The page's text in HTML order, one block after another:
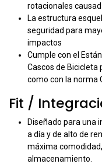
rotacionales
La estructura
seguridad para
impactos
Cumple con el
Cascos de Bicicleta
como con la norma
Fit /
Diseñado para una
a día y de alto de
máxima
almacenamiento.